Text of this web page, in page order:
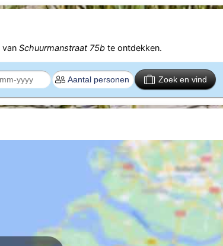
van Schuurmanstraat 75bte ontdekken.
Zoek en vind